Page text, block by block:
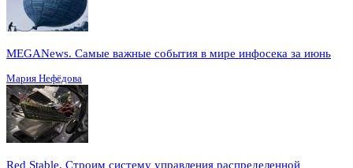
MEGANews. Cамые важные события в мире инфосека за июнь
Мария Нефёдова
Red Stable. Строим систему управления распределенной